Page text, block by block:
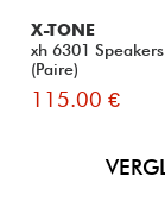
X-TONE
xh 6301
(Paire)
115.00 €